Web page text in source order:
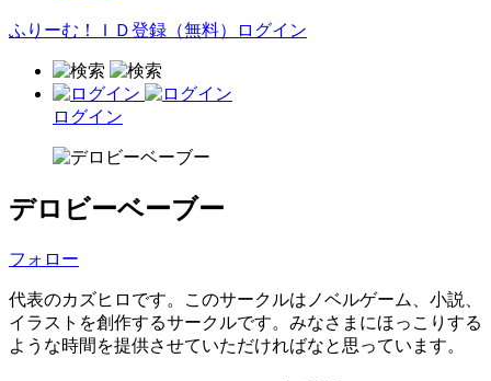
ふりーむ！ＩＤ登録（無料） ログイン
ログイン
デロビーベーブー
フォロー
代表のカズヒロです。このサークルはノベルゲーム、小説、
イラストを創作するサークルです。みなさまにほっこりする
ような時間を提供させていただければなと思っています。